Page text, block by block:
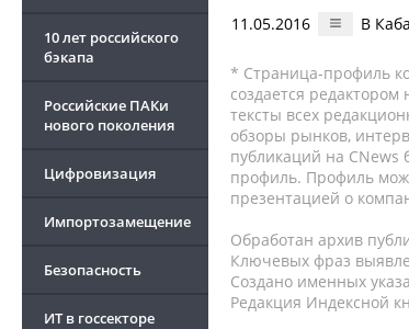
10 лет российского
бэкапа
Российские ПАКи
нового поколения
Цифровизация
Импортозамещение
Безопасность
ИТ в госсекторе
11.05.2016 В
* Страница-профиль
создается
тексты всех
обзоры рынков,
публикаций на CNews
профиль. Профиль
презентацией о
Обработан архив
Ключевых фраз
Создано именных
Редакция Индексной